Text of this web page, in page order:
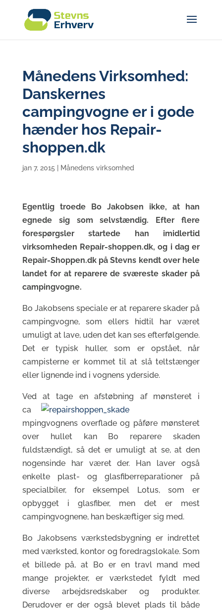
Månedens Virksomhed:
Danskernes
campingvogne er i gode
hænder hos Repair-
shoppen.dk
jan 7, 2015 Månedens virksomhed
Egentlig troede Bo Jakobsen ikke, at han
egnede sig som selvstændig. Efter flere
forespørgsler startede han imidlertid
virksomheden Repair-shoppen.dk, og i dag er
Repair-Shoppen.dk på Stevns kendt over hele
landet for at reparere de sværeste skader på
campingvogne.
Bo Jakobsens speciale er at reparere skader på
campingvogne, som ellers hidtil har været
umuligt at lave, uden det kan ses efterfølgende.
Det er typisk huller, som er opstået, når
campisterne er kommet til at slå teltstænger
eller lignende ind i vognens yderside.
Ved at tage en afstøbning af mønsteret i
ca
mpingvognens overflade og påføre mønsteret
over hullet kan Bo reparere skaden
fuldstændigt, så det er umuligt at se, at den
nogensinde har været der. Han laver også
enkelte plast- og glasfiberreparationer på
specialbiler, for eksempel Lotus, som er
opbygget i glasfiber, men det er mest
campingvognene, han beskæftiger sig med.
Bo Jakobsens værkstedsbygning er indrettet
med værksted, kontor og foredragslokale. Som
et billede på, at Bo er en travl mand med
mange projekter, er værkstedet fyldt med
diverse arbejdsredskaber og produkter.
Derudover er der også blevet plads til både